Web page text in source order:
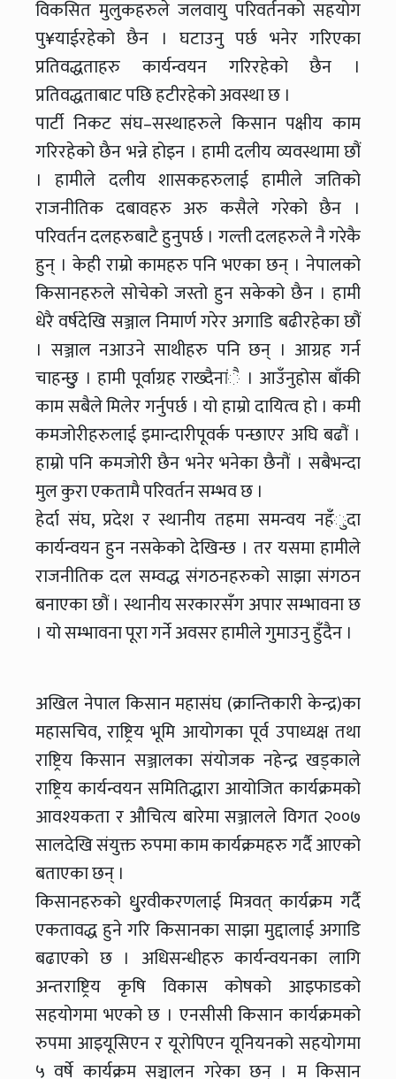
विकसित मुलुकहरुले जलवायु परिवर्तनको सहयोग
पु¥याईरहेको छैन । घटाउनु पर्छ भनेर गरिएका
प्रतिवद्धताहरु कार्यन्वयन गरिरहेको छैन ।
प्रतिवद्धताबाट पछि हटीरहेको अवस्था छ ।
पार्टी निकट संघ–सस्थाहरुले किसान पक्षीय काम
गरिरहेको छैन भन्ने होइन । हामी दलीय व्यवस्थामा छौं
। हामीले दलीय शासकहरुलाई हामीले जतिको
राजनीतिक दबावहरु अरु कसैले गरेको छैन ।
परिवर्तन दलहरुबाटै हुनुपर्छ । गल्ती दलहरुले नै गरेकै
हुन् । केही राम्रो कामहरु पनि भएका छन् । नेपालको
किसानहरुले सोचेको जस्तो हुन सकेको छैन । हामी
धेरै वर्षदेखि सञ्जाल निमार्ण गरेर अगाडि बढीरहेका छौं
। सञ्जाल नआउने साथीहरु पनि छन् । आग्रह गर्न
चाहन्छुु । हामी पूर्वाग्रह राख्दैनांै । आउँनुहोस बाँकी
काम सबैले मिलेर गर्नुपर्छ । यो हाम्रो दायित्व हो । कमी
कमजोरीहरुलाई इमान्दारीपूवर्क पन्छाएर अघि बढौं ।
हाम्रो पनि कमजोरी छैन भनेर भनेका छैनौं । सबैभन्दा
मुल कुरा एकतामै परिवर्तन सम्भव छ ।
हेर्दा संघ, प्रदेश र स्थानीय तहमा समन्वय नहँुदा
कार्यन्वयन हुन नसकेको देखिन्छ । तर यसमा हामीले
राजनीतिक दल सम्वद्ध संगठनहरुको साझा संगठन
बनाएका छौं । स्थानीय सरकारसँग अपार सम्भावना छ
। यो सम्भावना पूरा गर्ने अवसर हामीले गुमाउनु हुँदैन ।
अखिल नेपाल किसान महासंघ (क्रान्तिकारी केन्द्र)का
महासचिव, राष्ट्रिय भूमि आयोगका पूर्व उपाध्यक्ष तथा
राष्ट्रिय किसान सञ्जालका संयोजक नहेन्द्र खड्काले
राष्ट्रिय कार्यन्वयन समितिद्धारा आयोजित कार्यक्रमको
आवश्यकता र औचित्य बारेमा सञ्जालले विगत २००७
सालदेखि संयुक्त रुपमा काम कार्यक्रमहरु गर्दै आएको
बताएका छन् ।
किसानहरुको धु्रवीकरणलाई मित्रवत् कार्यक्रम गर्दै
एकतावद्ध हुने गरि किसानका साझा मुद्दालाई अगाडि
बढाएको छ । अधिसन्धीहरु कार्यन्वयनका लागि
अन्तराष्ट्रिय कृषि विकास कोषको आइफाडको
सहयोगमा भएको छ । एनसीसी किसान कार्यक्रमको
रुपमा आइयूसिएन र यूरोपिएन यूनियनको सहयोगमा
५ वर्षे कार्यक्रम सञ्चालन गरेका छन् । म किसान